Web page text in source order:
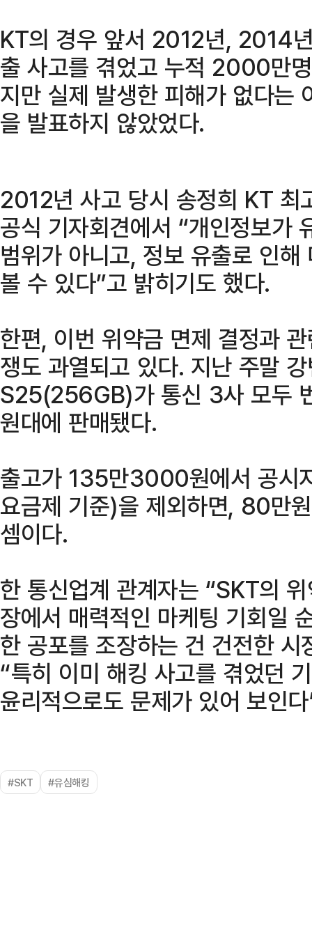
KT의 경우 앞서 2012년, 2014
출 사고를 겪었고 누적 2000만
지만 실제 발생한 피해가 없다는
을 발표하지 않았었다.
2012년 사고 당시 송정희 KT 최
공식 기자회견에서 “개인정보가
범위가 아니고, 정보 유출로 인
볼 수 있다”고 밝히기도 했다.
한편, 이번 위약금 면제 결정과
쟁도 과열되고 있다. 지난 주말
S25(256GB)가 통신 3사 모두
원대에 판매됐다.
출고가 135만3000원에서 공
요금제 기준)을 제외하면, 80만
셈이다.
한 통신업계 관계자는 “SKT의
장에서 매력적인 마케팅 기회일
한 공포를 조장하는 건 건전한
“특히 이미 해킹 사고를 겪었던
윤리적으로도 문제가 있어 보인
#SKT #유심해킹